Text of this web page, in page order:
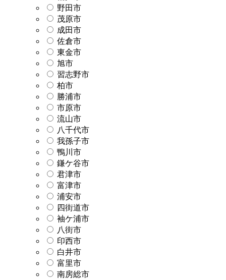
野田市
茂原市
成田市
佐倉市
東金市
旭市
習志野市
柏市
勝浦市
市原市
流山市
八千代市
我孫子市
鴨川市
鎌ケ谷市
君津市
富津市
浦安市
四街道市
袖ケ浦市
八街市
印西市
白井市
富里市
南房総市